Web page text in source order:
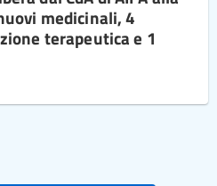
medicinali, 4
terapeutica e 1